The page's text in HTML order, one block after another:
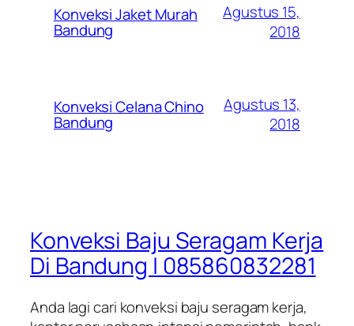
Konveksi Jaket Murah
Bandung
Agustus 15,
2018
Konveksi Celana Chino
Bandung
Agustus 13,
2018
Konveksi Baju Seragam Kerja
Di Bandung | 085860832281
Anda lagi cari konveksi baju seragam kerja,